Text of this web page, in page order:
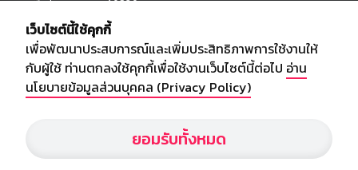
โทร : 02-5088-000
webmaster@siamsport.co.th
เว็บไซต์ : www.siamsport.co.th
เว็บไซต์นี้ใช้คุกกี้
เพื่อพัฒนาประสบการณ์และเพิ่มประสิทธิภาพการใช้งานให้
กับผู้ใช้ ท่านตกลงใช้คุกกี้เพื่อใช้งานเว็บไซต์นี้ต่อไป อ่าน
นโยบายข้อมูลส่วนบุคคล (Privacy Policy)
ยอมรับทั้งหมด